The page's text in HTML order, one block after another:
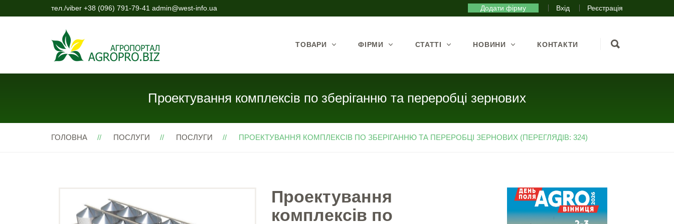
тел./viber +38 (096) 791-79-41 admin@west-info.ua Додати фірму Вхід Реєстрація
ТОВАРИ ФІРМИ СТАТТІ НОВИНИ КОНТАКТИ
Проектування комплексів по зберіганню та переробці зернових
ГОЛОВНА ПОСЛУГИ ПОСЛУГИ ПРОЕКТУВАННЯ КОМПЛЕКСІВ ПО ЗБЕРІГАННЮ ТА ПЕРЕРОБЦІ ЗЕРНОВИХ (ПЕРЕГЛЯДІВ: 324)
Проектування
комплексів по